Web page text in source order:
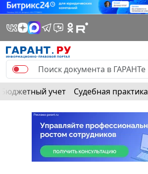
Бюджетный учет Судебная практика